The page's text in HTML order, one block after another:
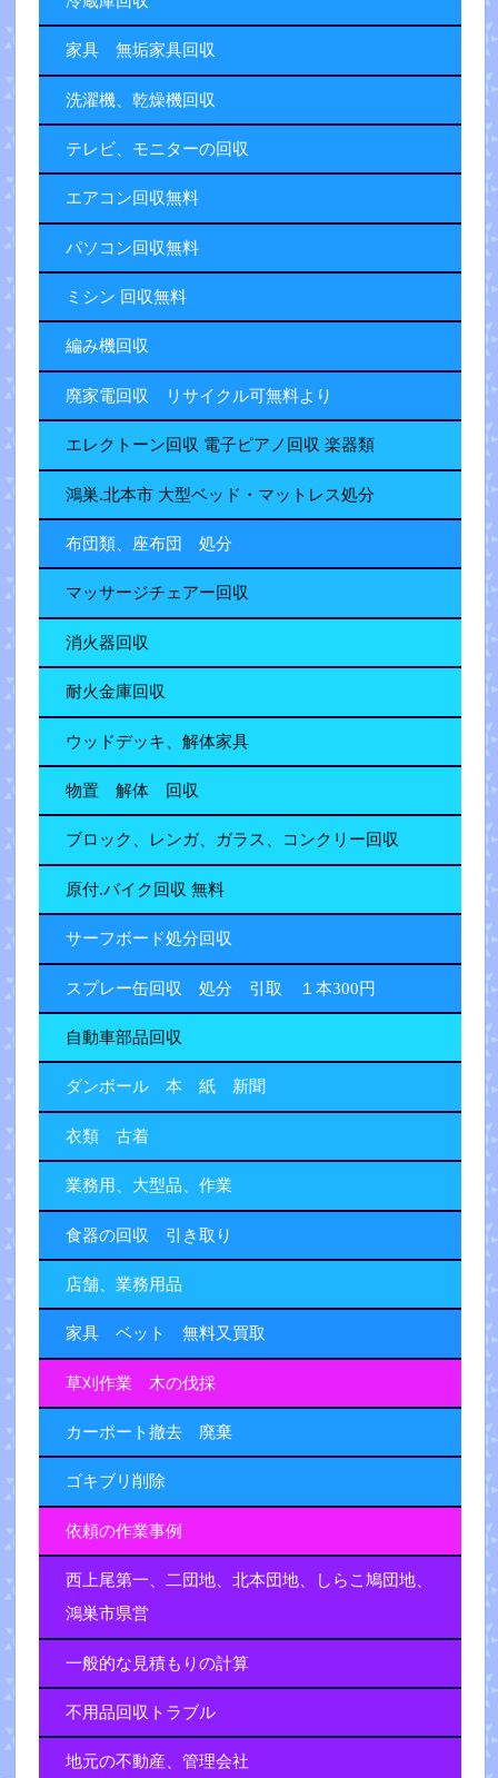
家具 無垢家具回収
洗濯機、乾燥機回収
テレビ、モニターの回収
エアコン回収無料
パソコン回収無料
ミシン 回収無料
編み機回収
廃家電回収 リサイクル可無料より
エレクトーン回収 電子ピアノ回収 楽器類
鴻巣.北本市 大型ベッド・マットレス処分
布団類、座布団 処分
マッサージチェアー回収
消火器回収
耐火金庫回収
ウッドデッキ、解体家具
物置 解体 回収
ブロック、レンガ、ガラス、コンクリー回収
原付.バイク回収 無料
サーフボード処分回収
スプレー缶回収 処分 引取 １本300円
自動車部品回収
ダンボール 本 紙 新聞
衣類 古着
業務用、大型品、作業
食器の回収 引き取り
店舗、業務用品
家具 ベット 無料又買取
草刈作業 木の伐採
カーポート撤去 廃棄
ゴキブリ削除
依頼の作業事例
西上尾第一、二団地、北本団地、しらこ鳩団地、
鴻巣市県営
一般的な見積もりの計算
不用品回収トラブル
地元の不動産、管理会社